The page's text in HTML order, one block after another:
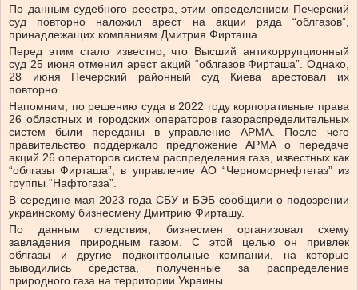
По данным судебного реестра, этим определением Печерский
суд повторно наложил арест на акции ряда “облгазов”,
принадлежащих компаниям Дмитрия Фирташа.
Перед этим стало известно, что Высший антикоррупционный
суд 25 июня отменил арест акций “облгазов Фирташа”. Однако,
28 июня Печерский районный суд Киева арестовал их
повторно.
Напомним, по решению суда в 2022 году корпоративные права
26 областных и городских операторов газораспределительных
систем были переданы в управление АРМА. После чего
правительство поддержало предложение АРМА о передаче
акций 26 операторов систем распределения газа, известных как
“облгазы Фирташа”, в управление АО “Черноморнефтегаз” из
группы “Нафтогаза”.
В середине мая 2023 года СБУ и БЭБ сообщили о подозрении
украинскому бизнесмену Дмитрию Фирташу.
По данным следствия, бизнесмен организовал схему
завладения природным газом. С этой целью он привлек
облгазы и другие подконтрольные компании, на которые
выводились средства, полученные за распределение
природного газа на территории Украины.